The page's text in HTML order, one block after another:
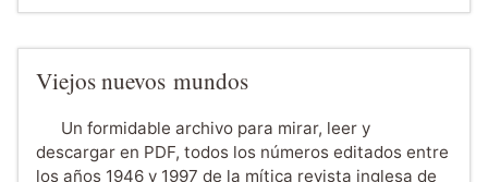
Viejos nuevos mundos
Un formidable archivo para mirar, leer y
descargar en PDF, todos los números editados entre
los años 1946 y 1997 de la mítica revista inglesa de